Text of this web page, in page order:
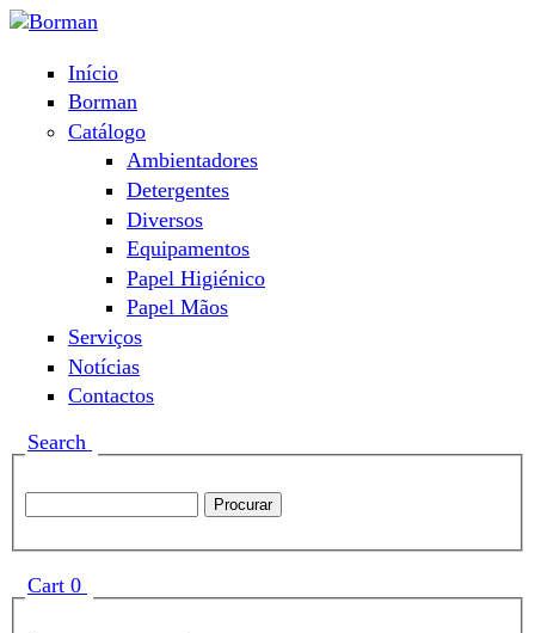
Passar para o conteúdo principal
Menu principal
Início
Borman
Catálogo
Ambientadores
Detergentes
Diversos
Equipamentos
Papel Higiénico
Papel Mãos
Serviços
Notícias
Contactos
Show
Search
Show
Cart 0